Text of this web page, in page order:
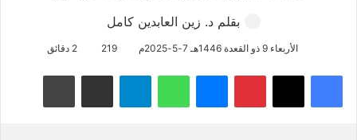
بقلم د. زين العابدين كامل
الأربعاء 9 ذو القعدة 1446هـ 7-5-2025م 219
فيسبوك بينتيريست واتساب